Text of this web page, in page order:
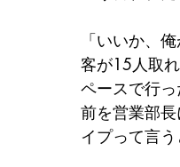
「いいか、
客が15人取
ペースで行
前を営業部
イプって言